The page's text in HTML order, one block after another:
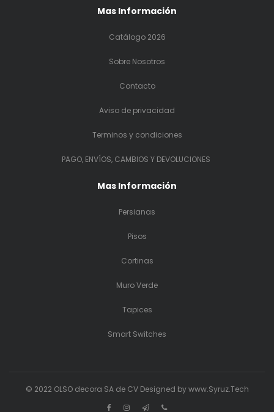
Mas Información
Catálogo 2026
Sobre Nosotros
Contacto
Aviso de privacidad
Terminos y condiciones
PAGO, ENVÍOS, CAMBIOS Y DEVOLUCIONES
Mas Información
Persianas
Pisos
Cortinas
Muro Verde
Tapices
Smart Switches
© 2022 OLSO decora SA de CV Designed by www.Syruz.Tech